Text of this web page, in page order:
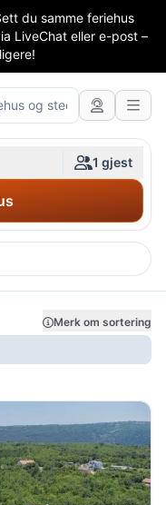
du samme feriehus
LiveChat eller e-post –
1 gjest
Merk om sortering